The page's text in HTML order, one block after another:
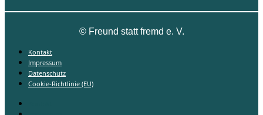
©Freund statt fremd e. V.
Kontakt
Impressum
Datenschutz
Cookie-Richtlinie (EU)